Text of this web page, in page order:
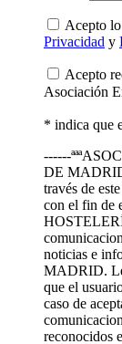
Acepto
Privacidad y
Acepto
Asociación
* indica que
------
DE
través de
con el fin de
noticias e
MADRID.
que el
caso de
reconocidos